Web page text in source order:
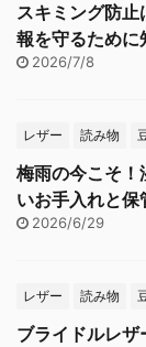
スキミング防
報を守るために
2026/7/8
レザー 読み物
梅雨の今こそ！
いお手入れと保
2026/6/29
レザー 読み物
ブライドルレ